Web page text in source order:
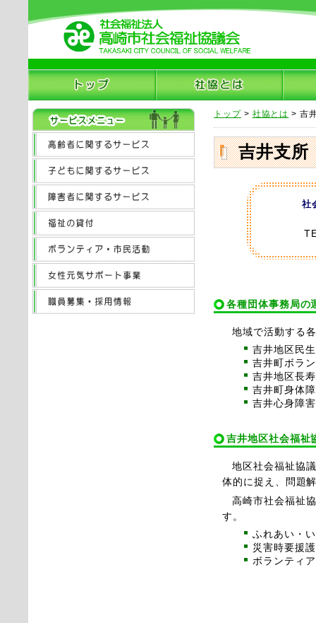
トップ> 社協とは > 吉
吉井支所
社
各種団体事務局の
地域で活動する
吉井地区民
吉井町ボラ
吉井地区長
吉井町身体
吉井心身障
吉井地区社会福祉
地区社会福祉協
体的に捉え、問題
高崎市社会福祉
す。
ふれあい・
災害時要援
ボランティ